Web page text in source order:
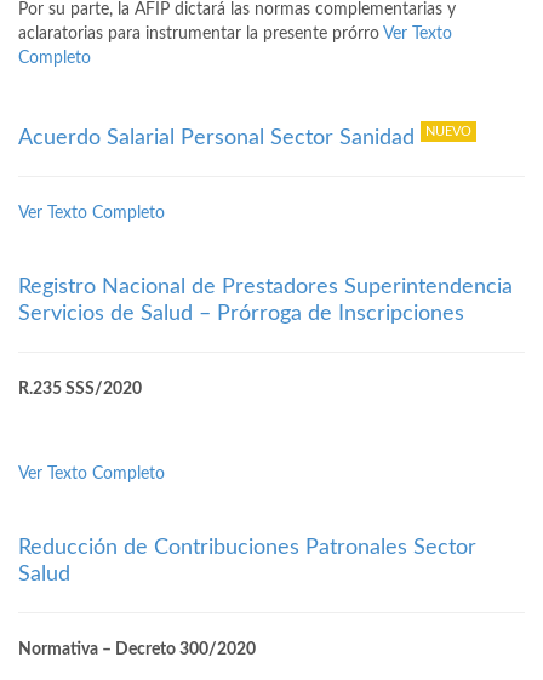
Por su parte, la AFIP dictará las normas complementarias y
aclaratorias para instrumentar la presente prórro Ver Texto
Completo
Acuerdo Salarial Personal Sector Sanidad
Ver Texto Completo
Registro Nacional de Prestadores Superintendencia
Servicios de Salud – Prórroga de Inscripciones
R.235 SSS/2020
Ver Texto Completo
Reducción de Contribuciones Patronales Sector
Salud
Normativa – Decreto 300/2020